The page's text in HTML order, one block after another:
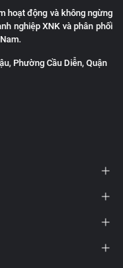
hoạt động và không ngừng
nghiệp XNK và phân phối
Phường Cầu Diễn, Quận